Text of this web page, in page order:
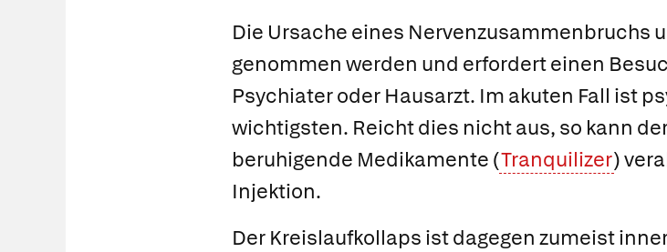
Die Ursache eines Nervenzusammenbruchs
genommen werden und erfordert einen
Psychiater oder Hausarzt. Im akuten Fall ist
wichtigsten. Reicht dies nicht aus, so kann
beruhigende Medikamente (Tranquilizer)
Injektion.
Der Kreislaufkollaps ist dagegen zumeist